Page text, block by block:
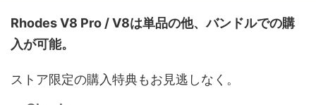
Rhodes V8 Pro / V8は単品の他、バンドルでの購
入が可能。
ストア限定の購入特典もお見逃しなく。